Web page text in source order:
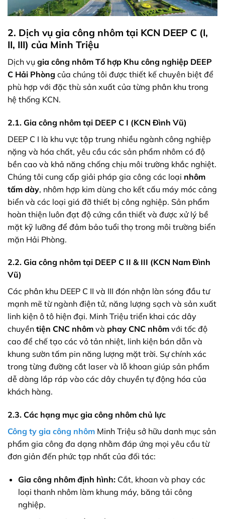
2. Dịch vụ gia công nhôm tại KCN DEEP C (I,
II, III) của Minh Triệu
Dịch vụ gia công nhôm Tổ hợp Khu công nghiệp DEEP
C Hải Phòng của chúng tôi được thiết kế chuyên biệt để
phù hợp với đặc thù sản xuất của từng phân khu trong
hệ thống KCN.
2.1. Gia công nhôm tại DEEP C I (KCN Đình Vũ)
DEEP C I là khu vực tập trung nhiều ngành công nghiệp
nặng và hóa chất, yêu cầu các sản phẩm nhôm có độ
bền cao và khả năng chống chịu môi trường khắc nghiệt.
Chúng tôi cung cấp giải pháp gia công các loại nhôm
tấm dày, nhôm hợp kim dùng cho kết cấu máy móc cảng
biển và các loại giá đỡ thiết bị công nghiệp. Sản phẩm
hoàn thiện luôn đạt độ cứng cần thiết và được xử lý bề
mặt kỹ lưỡng để đảm bảo tuổi thọ trong môi trường biển
mặn Hải Phòng.
2.2. Gia công nhôm tại DEEP C II & III (KCN Nam Đình
Vũ)
Các phân khu DEEP C II và III đón nhận làn sóng đầu tư
mạnh mẽ từ ngành điện tử, năng lượng sạch và sản xuất
linh kiện ô tô hiện đại. Minh Triệu triển khai các dây
chuyền tiện CNC nhôm và phay CNC nhôm với tốc độ
cao để chế tạo các vỏ tản nhiệt, linh kiện bán dẫn và
khung sườn tấm pin năng lượng mặt trời. Sự chính xác
trong từng đường cắt laser và lỗ khoan giúp sản phẩm
dễ dàng lắp ráp vào các dây chuyền tự động hóa của
khách hàng.
2.3. Các hạng mục gia công nhôm chủ lực
Công ty gia công nhôm Minh Triệu sở hữu danh mục sản
phẩm gia công đa dạng nhằm đáp ứng mọi yêu cầu từ
đơn giản đến phức tạp nhất của đối tác:
Gia công nhôm định hình:Cắt, khoan và phay các
loại thanh nhôm làm khung máy, băng tải công
nghiệp.